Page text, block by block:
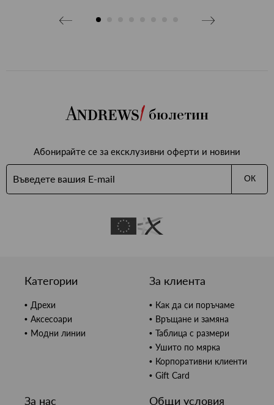
бюлетин
Абонирайте се за ексклузивни оферти и новини
ОК
Категории
Дрехи
Аксесоари
Модни линии
За клиента
Как да си поръчаме
Връщане и замяна
Таблица с размери
Ушито по мярка
Корпоративни клиенти
Gift Card
За нас Общи условия